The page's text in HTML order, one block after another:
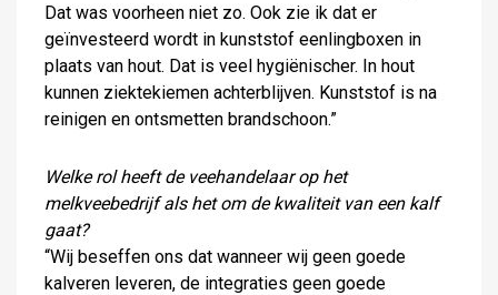
Dat was voorheen niet zo. Ook zie ik dat er
geïnvesteerd wordt in kunststof eenlingboxen in
plaats van hout. Dat is veel hygiënischer. In hout
kunnen ziektekiemen achterblijven. Kunststof is na
reinigen en ontsmetten brandschoon.”
Welke rol heeft de veehandelaar op het
melkveebedrijf als het om de kwaliteit van een kalf
gaat?
“Wij beseffen ons dat wanneer wij geen goede
kalveren leveren, de integraties geen goede